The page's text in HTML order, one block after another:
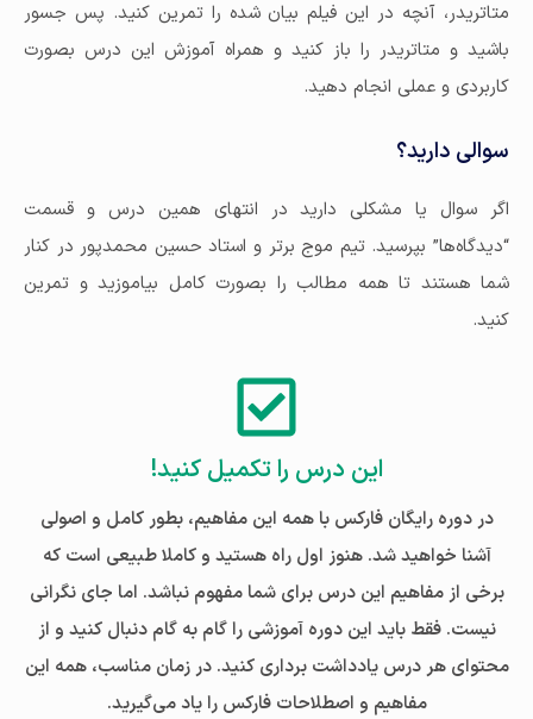
متاتریدر، آنچه در این فیلم بیان شده را تمرین کنید. پس جسور
باشید و متاتریدر را باز کنید و همراه آموزش‌ این درس بصورت
کاربردی و عملی انجام دهید.
سوالی دارید؟
اگر سوال یا مشکلی دارید در انتهای همین درس و قسمت
“دیدگاه‌ها” بپرسید. تیم موج برتر و استاد حسین محمدپور در کنار
شما هستند تا همه مطالب را بصورت کامل بیاموزید و تمرین
کنید.
این درس را تکمیل کنید!
در دوره رایگان فارکس با همه این مفاهیم، بطور کامل و اصولی
آشنا خواهید شد. هنوز اول راه هستید و کاملا طبیعی است که
برخی از مفاهیم این درس برای شما مفهوم نباشد. اما جای نگرانی
نیست. فقط باید این دوره آموزشی را گام به گام دنبال کنید و از
محتوای هر درس یادداشت برداری کنید. در زمان مناسب، همه این
مفاهیم و اصطلاحات فارکس را یاد می‌گیرید.